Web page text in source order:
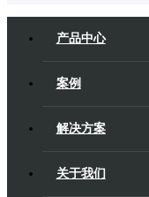
产品中心
案例
解决方案
关于我们